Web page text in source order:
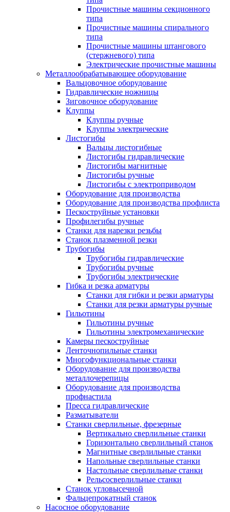
Прочистные машины секционного
типа
Прочистные машины спирального
типа
Прочистные машины штангового
(стержневого) типа
Электрические прочистные машины
Металлообрабатывающее оборудование
Вальцовочное оборудование
Гидравлические ножницы
Зиговочное оборудование
Клуппы
Клуппы ручные
Клуппы электрические
Листогибы
Вальцы листогибные
Листогибы гидравлические
Листогибы магнитные
Листогибы ручные
Листогибы с электроприводом
Оборудование для производства
Оборудование для производства профлиста
Пескоструйные установки
Профилегибы ручные
Станки для нарезки резьбы
Станок плазменной резки
Трубогибы
Трубогибы гидравлические
Трубогибы ручные
Трубогибы электрические
Гибка и резка арматуры
Станки для гибки и резки арматуры
Станки для резки арматуры ручные
Гильотины
Гильотины ручные
Гильотины электромеханические
Камеры пескоструйные
Ленточнопильные станки
Многофункциональные станки
Оборудование для производства
металлочерепицы
Оборудование для производства
профнастила
Пресса гидравлические
Разматыватели
Станки сверлильные, фрезерные
Вертикально сверлильные станки
Горизонтально сверлильный станок
Магнитные сверлильные станки
Напольные сверлильные станки
Настольные сверлильные станки
Рельсосверлильные станки
Станок угловысечной
Фальцепрокатный станок
Насосное оборудование